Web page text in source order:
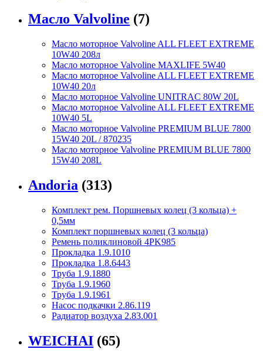
Масло Valvoline (7)
Масло моторное Valvoline ALL FLEET EXTREME
10W40 208л
Масло моторное Valvoline MAXLIFE 5W40
Масло моторное Valvoline ALL FLEET EXTREME
10W40 20л
Масло моторное Valvoline UNITRAC 80W 20L
Масло моторное Valvoline ALL FLEET EXTREME
10W40 5L
Масло моторное Valvoline PREMIUM BLUE 7800
15W40 20L / 870235
Масло моторное Valvoline PREMIUM BLUE 7800
15W40 208L
Andoria (313)
Комплект рем. Поршневых колец (3 кольца) +
0,5мм
Комплект поршневых колец (3 кольца)
Ремень поликлиновой 4PK985
Прокладка 1.9.1010
Прокладка 1.8.6443
Труба 1.9.1880
Труба 1.9.1960
Труба 1.9.1961
Насос подкачки 2.86.119
Радиатор воздуха 2.83.001
WEICHAI (65)